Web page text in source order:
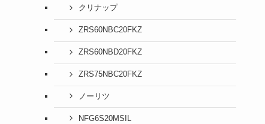
クリナップ
ZRS60NBC20FKZ
ZRS60NBD20FKZ
ZRS75NBC20FKZ
ノーリツ
NFG6S20MSIL